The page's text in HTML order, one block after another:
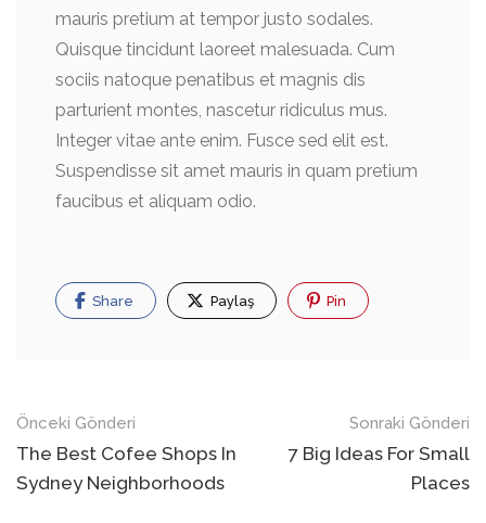
mauris pretium at tempor justo sodales.
Quisque tincidunt laoreet malesuada. Cum
sociis natoque penatibus et magnis dis
parturient montes, nascetur ridiculus mus.
Integer vitae ante enim. Fusce sed elit est.
Suspendisse sit amet mauris in quam pretium
faucibus et aliquam odio.
Share Paylaş Pin
Gönderi
navigasyonu
Önceki Gönderi
The Best Cofee Shops In
Sydney Neighborhoods
Sonraki Gönderi
7 Big Ideas For Small
Places